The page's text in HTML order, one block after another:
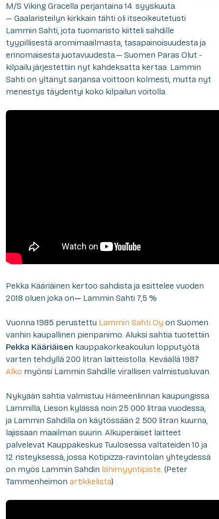
M/S Viking Gracella perjantaina 14. syyskuuta.
— Gaalaristeilyn kirkkain tähti oli itseoikeutetusti
Lammin Sahti, jota tuomaristo kiitteli sahdille
tyypillisestä aromimaailmasta, tasapainoisuudesta ja
erinomaisesta juotavuudesta.— Suomen Paras Olut -
kilpailu järjestettiin nyt kahdeksatta kertaa. Lammin
Sahti on yltänyt sarjansa voittoon kolmesti, mutta nyt
menestys täydentyi koko kilpailun voitolla.
Pekka Kääriäinen kertoo sahdista ja esittelee vuoden
2018 oluen joka on— Lammin Sahti 7,5 %
Vuonna 1985 perustettu Lammin Sahti Oy on Suomen
vanhin kaupallinen pienpanimo. Aluksi sahtia tuotettiin
Pekka Kääriäisen kauppakorkeakoulun lopputyötä
varten tehdyllä 200 litran laitteistolla. Keväällä 1987
Alko myönsi Lammin Sahdille virallisen valmistusluvan.
Nykyään sahtia valmistuu Hämeenlinnan kaupungissa
Lammilla, Lieson kylässä noin 25 000 litraa vuodessa,
ja Lammin Sahdilla on käytössään 2 500 litran kuurna,
lajissaan maailman suurin. Alkuperäiset laitteet
palvelevat Kauppakeskus Tuulosessa valtateiden 10 ja
12 risteyksessä, jossa Kotipizza-ravintolan yhteydessä
on myös Lammin Sahdin lähimyyntipiste. (Peter
Tammenheimon artikkelista)